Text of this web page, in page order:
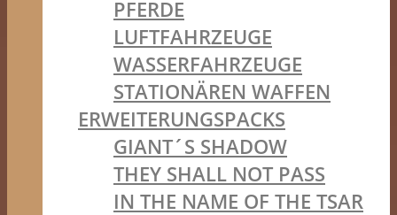
PFERDE
LUFTFAHRZEUGE
WASSERFAHRZEUGE
STATIONÄREN WAFFEN
ERWEITERUNGSPACKS
GIANT´S SHADOW
THEY SHALL NOT PASS
IN THE NAME OF THE TSAR